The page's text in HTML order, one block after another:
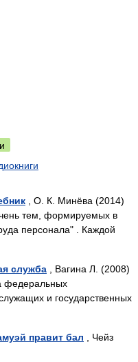
, О. К. Минёва (2014)
тем, формируемых в
персонала" . Каждой
служба , Вагина Л. (2008)
федеральных
и государственных
правит бал , Чейз